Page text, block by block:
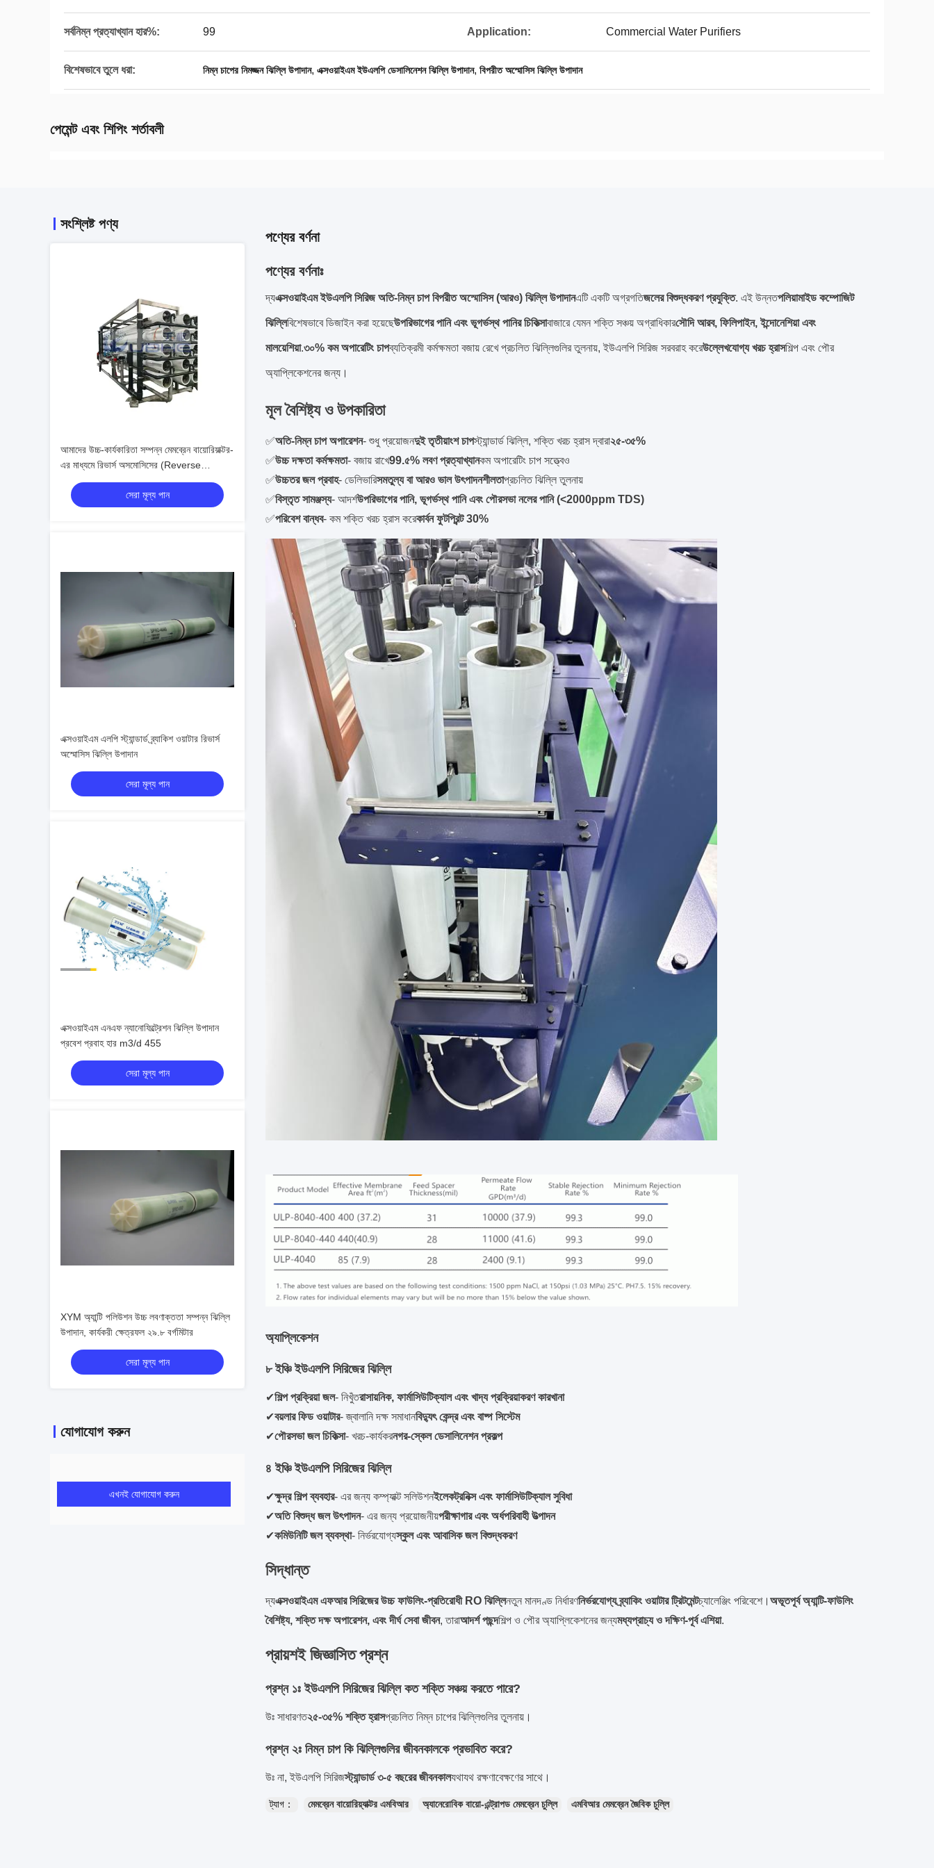
সর্বনিম্ন প্রত্যাখ্যান হার%: 99 Application: Commercial Water Purifiers
বিশেষভাবে তুলে ধরা: নিম্ন চাপের নিমজ্জন ঝিল্লি উপাদান, এক্সওয়াইএম ইউএলপি ডেসালিনেশন ঝিল্লি উপাদান, বিপরীত অস্মোসিস ঝিল্লি উপাদান
পেমেন্ট এবং শিপিং শর্তাবলী
সংশ্লিষ্ট পণ্য
আমাদের উচ্চ-কার্যকারিতা সম্পন্ন মেমব্রেন বায়োরিয়াক্টর-
এর মাধ্যমে রিভার্স অসমোসিসের (Reverse
Osmosis) ক্ষেত্রে অতুলনীয় দক্ষতা অর্জন করুন
সেরা মূল্য পান
এক্সওয়াইএম এলপি স্ট্যান্ডার্ড ব্র্যাকিশ ওয়াটার রিভার্স
অস্মোসিস ঝিল্লি উপাদান
সেরা মূল্য পান
এক্সওয়াইএম এনএফ ন্যানোফিল্ট্রেশন ঝিল্লি উপাদান
প্রবেশ প্রবাহ হার m3/d 455
সেরা মূল্য পান
XYM অ্যান্টি পলিউশন উচ্চ লবণাক্ততা সম্পন্ন ঝিল্লি
উপাদান, কার্যকরী ক্ষেত্রফল ২৯.৮ বর্গমিটার
সেরা মূল্য পান
যোগাযোগ করুন
এখনই যোগাযোগ করুন
পণ্যের বর্ণনা
পণ্যের বর্ণনাঃ
দ্যএক্সওয়াইএম ইউএলপি সিরিজ অতি-নিম্ন চাপ বিপরীত অস্মোসিস (আরও) ঝিল্লি উপাদানএটি একটি অগ্রগতিজলের বিশুদ্ধকরণ প্রযুক্তি. এই উন্নতপলিয়ামাইড কম্পোজিট
ঝিল্লিবিশেষভাবে ডিজাইন করা হয়েছেউপরিভাগের পানি এবং ভূগর্ভস্থ পানির চিকিত্সাবাজারে যেমন শক্তি সঞ্চয় অগ্রাধিকারসৌদি আরব, ফিলিপাইন, ইন্দোনেশিয়া এবং
মালয়েশিয়া.৩০% কম অপারেটিং চাপব্যতিক্রমী কর্মক্ষমতা বজায় রেখে প্রচলিত ঝিল্লিগুলির তুলনায়, ইউএলপি সিরিজ সরবরাহ করেউল্লেখযোগ্য খরচ হ্রাসশিল্প এবং পৌর
অ্যাপ্লিকেশনের জন্য।
মূল বৈশিষ্ট্য ও উপকারিতা
✅অতি-নিম্ন চাপ অপারেশন- শুধু প্রয়োজনদুই তৃতীয়াংশ চাপস্ট্যান্ডার্ড ঝিল্লি, শক্তি খরচ হ্রাস দ্বারা২৫-৩৫%
✅উচ্চ দক্ষতা কর্মক্ষমতা- বজায় রাখে99.৫% লবণ প্রত্যাখ্যানকম অপারেটিং চাপ সত্ত্বেও
✅উচ্চতর জল প্রবাহ- ডেলিভারিসমতুল্য বা আরও ভাল উৎপাদনশীলতাপ্রচলিত ঝিল্লি তুলনায়
✅বিস্তৃত সামঞ্জস্য- আদর্শউপরিভাগের পানি, ভূগর্ভস্থ পানি এবং পৌরসভা নলের পানি (<2000ppm TDS)
✅পরিবেশ বান্ধব- কম শক্তি খরচ হ্রাস করেকার্বন ফুটপ্রিন্ট 30%
অ্যাপ্লিকেশন
৮ ইঞ্চি ইউএলপি সিরিজের ঝিল্লি
✔শিল্প প্রক্রিয়া জল- নিখুঁতরাসায়নিক, ফার্মাসিউটিক্যাল এবং খাদ্য প্রক্রিয়াকরণ কারখানা
✔বয়লার ফিড ওয়াটার- জ্বালানি দক্ষ সমাধানবিদ্যুৎ কেন্দ্র এবং বাষ্প সিস্টেম
✔পৌরসভা জল চিকিত্সা- খরচ-কার্যকরনগর-স্কেল ডেসালিনেশন প্রকল্প
৪ ইঞ্চি ইউএলপি সিরিজের ঝিল্লি
✔ক্ষুদ্র শিল্প ব্যবহার- এর জন্য কম্প্যাক্ট সলিউশনইলেকট্রনিক্স এবং ফার্মাসিউটিক্যাল সুবিধা
✔অতি বিশুদ্ধ জল উৎপাদন- এর জন্য প্রয়োজনীয়পরীক্ষাগার এবং অর্ধপরিবাহী উত্পাদন
✔কমিউনিটি জল ব্যবস্থা- নির্ভরযোগ্যস্কুল এবং আবাসিক জল বিশুদ্ধকরণ
সিদ্ধান্ত
দ্যএক্সওয়াইএম এফআর সিরিজের উচ্চ ফাউলিং-প্রতিরোধী RO ঝিল্লিনতুন মানদণ্ড নির্ধারণনির্ভরযোগ্য ব্র্যাকিং ওয়াটার ট্রিটমেন্টচ্যালেঞ্জিং পরিবেশে। অভূতপূর্ব অ্যান্টি-ফাউলিং
বৈশিষ্ট্য, শক্তি দক্ষ অপারেশন, এবং দীর্ঘ সেবা জীবন, তারাআদর্শ পছন্দশিল্প ও পৌর অ্যাপ্লিকেশনের জন্যমধ্যপ্রাচ্য ও দক্ষিণ-পূর্ব এশিয়া.
প্রায়শই জিজ্ঞাসিত প্রশ্ন
প্রশ্ন ১ঃ ইউএলপি সিরিজের ঝিল্লি কত শক্তি সঞ্চয় করতে পারে?
উঃ সাধারণত২৫-৩৫% শক্তি হ্রাসপ্রচলিত নিম্ন চাপের ঝিল্লিগুলির তুলনায়।
প্রশ্ন ২ঃ নিম্ন চাপ কি ঝিল্লিগুলির জীবনকালকে প্রভাবিত করে?
উঃ না, ইউএলপি সিরিজস্ট্যান্ডার্ড ৩-৫ বছরের জীবনকালযথাযথ রক্ষণাবেক্ষণের সাথে।
ট্যাগ： মেমব্রেন বায়োরিয়্যাক্টর এমবিআর অ্যানেরোবিক বায়ো-এন্ট্রাপড মেমব্রেন চুল্লি এমবিআর মেমব্রেন জৈবিক চুল্লি